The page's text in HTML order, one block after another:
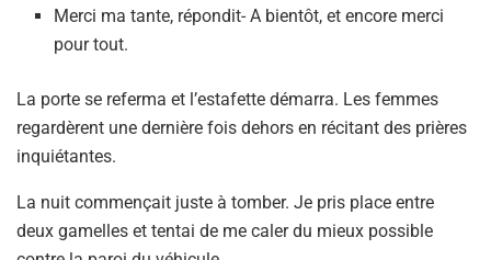
Merci ma tante, répondit- A bientôt, et encore merci
pour tout.
La porte se referma et l’estafette démarra. Les femmes
regardèrent une dernière fois dehors en récitant des prières
inquiétantes.
La nuit commençait juste à tomber. Je pris place entre
deux gamelles et tentai de me caler du mieux possible